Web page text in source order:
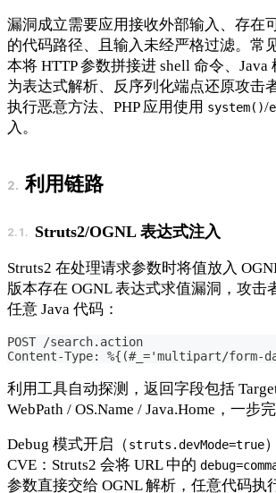
漏洞成立需要应用接收外部输入、存在
的代码路径、且输入未经严格过滤。常
本将 HTTP 参数拼接进 shell 命令、
为表达式解析、反序列化端点还原攻击
执行恶意方法、PHP 应用使用 system()/
入。
利用链路
Struts2/OGNL 表达式注入
Struts2 在处理请求参数时将值放入
版本存在 OGNL 表达式求值漏洞，攻击
任意 Java 代码：
POST /search.action
Content-Type: %{(#_='multipart/
利用工具自动探测，返回字段包括
WebPath / OS.Name / Java.Home，一步
Debug 模式开启（struts.devMode=true
CVE：Struts2 会将 URL 中的
参数直接交给 OGNL 解析，任意代码执